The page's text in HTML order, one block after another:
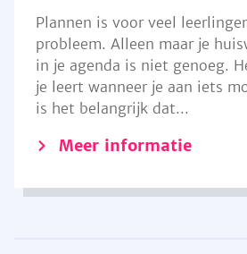
Plannen is voor veel
probleem. Alleen maar je
in je agenda is niet genoeg.
je leert wanneer je aan iets
is het belangrijk dat...
Meer informatie